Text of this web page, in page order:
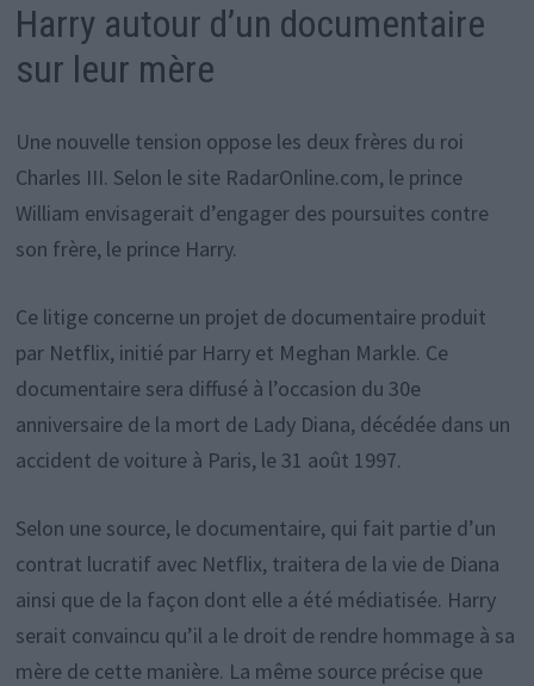
Harry autour d’un documentaire
sur leur mère
Une nouvelle tension oppose les deux frères du roi
Charles III. Selon le site RadarOnline.com, le prince
William envisagerait d’engager des poursuites contre
son frère, le prince Harry.
Ce litige concerne un projet de documentaire produit
par Netflix, initié par Harry et Meghan Markle. Ce
documentaire sera diffusé à l’occasion du 30e
anniversaire de la mort de Lady Diana, décédée dans un
accident de voiture à Paris, le 31 août 1997.
Selon une source, le documentaire, qui fait partie d’un
contrat lucratif avec Netflix, traitera de la vie de Diana
ainsi que de la façon dont elle a été médiatisée. Harry
serait convaincu qu’il a le droit de rendre hommage à sa
mère de cette manière. La même source précise que